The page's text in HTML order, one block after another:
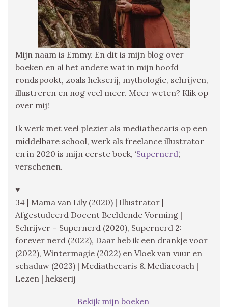
Mijn naam is Emmy. En dit is mijn blog over
boeken en al het andere wat in mijn hoofd
rondspookt, zoals hekserij, mythologie, schrijven,
illustreren en nog veel meer. Meer weten? Klik op
over mij!
Ik werk met veel plezier als mediathecaris op een
middelbare school, werk als freelance illustrator
en in 2020 is mijn eerste boek, ‘Supernerd‘,
verschenen.
♥
34 | Mama van Lily (2020) | Illustrator |
Afgestudeerd Docent Beeldende Vorming |
Schrijver – Supernerd (2020), Supernerd 2:
forever nerd (2022), Daar heb ik een drankje voor
(2022), Wintermagie (2022) en Vloek van vuur en
schaduw (2023) | Mediathecaris & Mediacoach |
Lezen | hekserij
Bekijk mijn boeken